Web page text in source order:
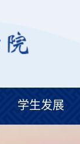
学生发展